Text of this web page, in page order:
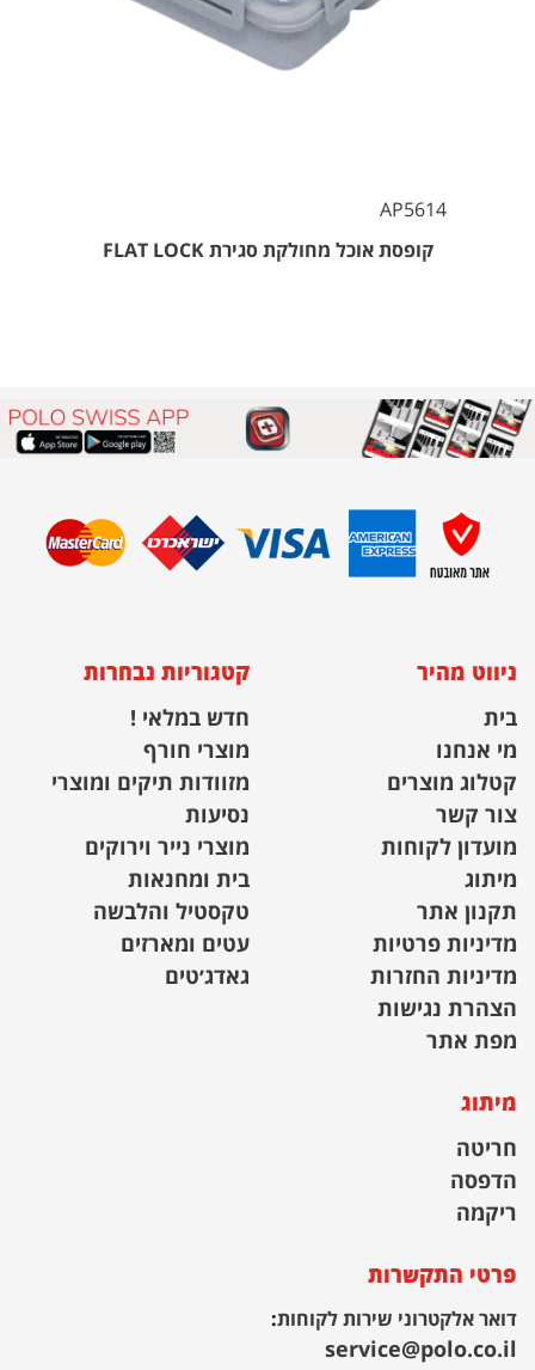
AP5614
קופסת אוכל מחולקת סגירת FLAT LOCK
ניווט מהיר
בית
מי אנחנו
קטלוג מוצרים
צור קשר
מועדון לקוחות
מיתוג
תקנון אתר
מדיניות פרטיות
מדיניות החזרות
הצהרת נגישות
מפת אתר
קטגוריות נבחרות
חדש במלאי !
מוצרי חורף
מזוודות תיקים ומוצרי
נסיעות
מוצרי נייר וירוקים
בית ומחנאות
טקסטיל והלבשה
עטים ומארזים
גאדג׳טים
מיתוג
חריטה
הדפסה
ריקמה
פרטי התקשרות
דואר אלקטרוני שירות לקוחות:
service@polo.co.il